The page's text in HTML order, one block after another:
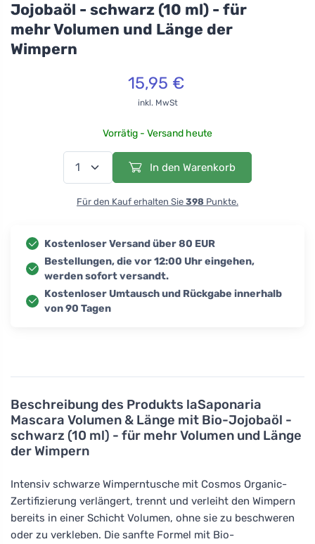
Beschreibung des Produkts laSaponaria
Mascara Volumen & Länge mit Bio-Jojobaöl -
schwarz (10 ml) - für mehr Volumen und Länge
der Wimpern
Intensiv schwarze Wimperntusche mit Cosmos Organic-
Zertifizierung verlängert, trennt und verleiht den Wimpern
bereits in einer Schicht Volumen, ohne sie zu beschweren
oder zu verkleben. Die sanfte Formel mit Bio-
Jojobaöl - schwarz (10 ml) - für
mehr Volumen und Länge der
Wimpern
15,95 €
inkl. MwSt
Vorrätig - Versand heute
In den Warenkorb
Für den Kauf erhalten Sie 398 Punkte.
Kostenloser Versand über 80 EUR
Bestellungen, die vor 12:00 Uhr eingehen,
werden sofort versandt.
Kostenloser Umtausch und Rückgabe innerhalb
von 90 Tagen